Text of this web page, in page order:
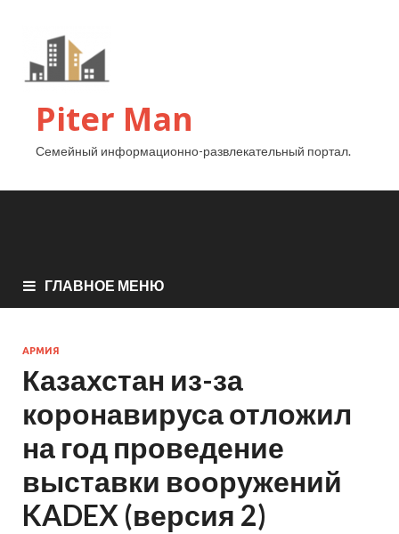
Piter Man
Семейный информационно-развлекательный портал.
ГЛАВНОЕ МЕНЮ
АРМИЯ
Казахстан из-за
коронавируса отложил
на год проведение
выставки вооружений
KADEX (версия 2)